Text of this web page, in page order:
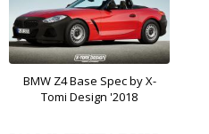
BMW Z4 Base Spec by X-
Tomi Design '2018